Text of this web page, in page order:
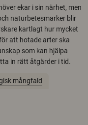
ekar i sin närhet, men
naturbetesmarker blir
kartlagt hur mycket
att hotade arter ska
som kan hjälpa
in rätt åtgärder i tid.
mångfald